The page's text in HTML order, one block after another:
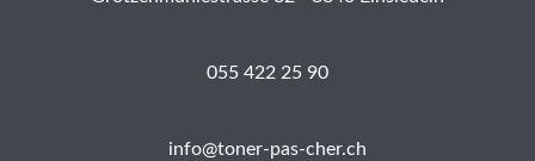
055 422 25 90
info@toner-pas-cher.ch